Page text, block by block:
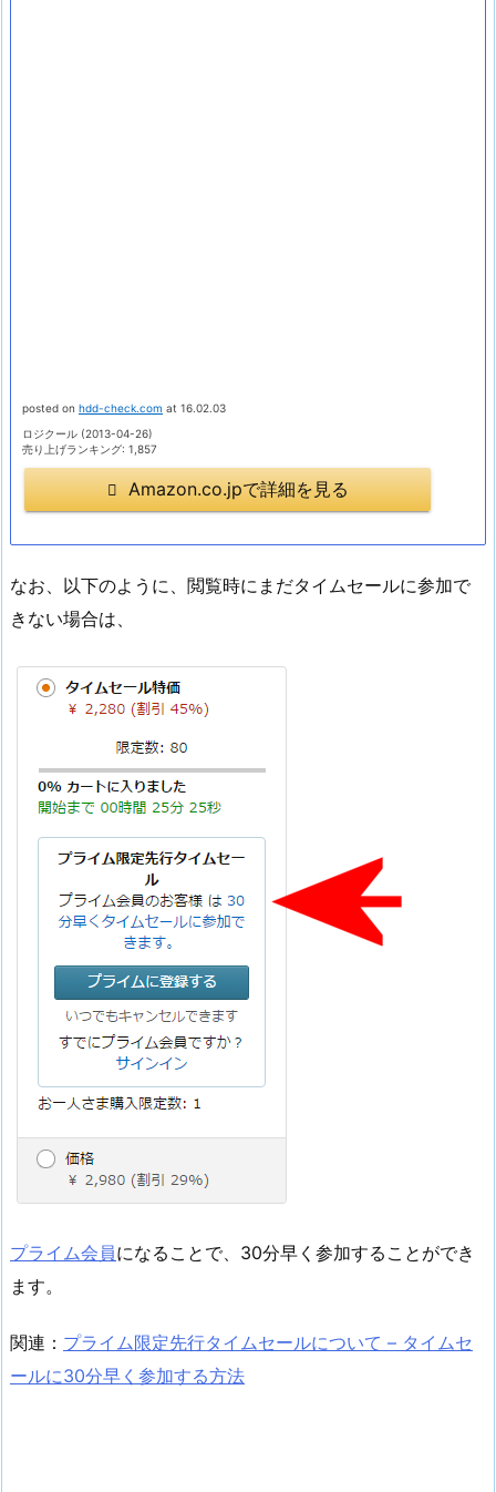
posted on hdd-check.com at 16.02.03
ロジクール (2013-04-26)
売り上げランキング: 1,857
Amazon.co.jpで詳細を見る
なお、以下のように、閲覧時にまだタイムセールに参加で
きない場合は、
プライム会員になることで、30分早く参加することができ
ます。
関連： プライム限定先行タイムセールについて – タイムセ
ールに30分早く参加する方法